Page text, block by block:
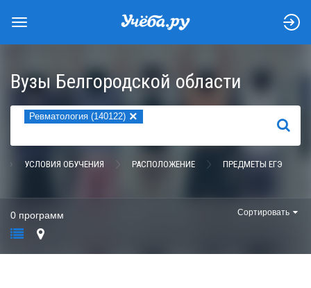
Вузы Белгородской области
Ревматология (140122) ×
НАЙТИ
УСЛОВИЯ ОБУЧЕНИЯ РАСПОЛОЖЕНИЕ ПРЕДМЕТЫ ЕГЭ
0 программ Сортировать